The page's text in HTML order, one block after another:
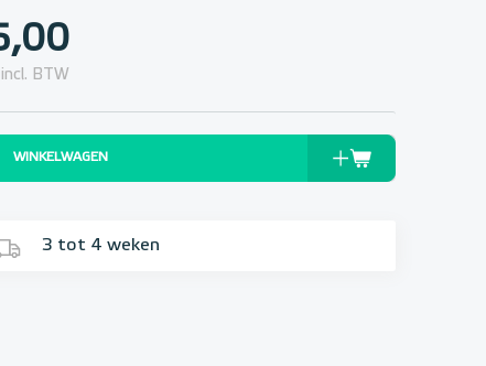
incl. BTW
WINKELWAGEN
3 tot 4 weken